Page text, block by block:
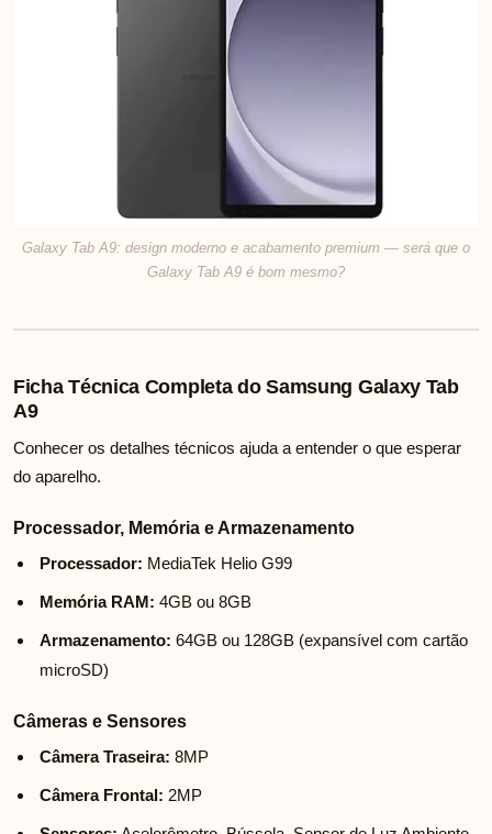
Galaxy Tab A9: design moderno e acabamento premium — será que o
Galaxy Tab A9 é bom mesmo?
Ficha Técnica Completa do Samsung Galaxy Tab
A9
Conhecer os detalhes técnicos ajuda a entender o que esperar
do aparelho.
Processador, Memória e Armazenamento
Processador: MediaTek Helio G99
Memória RAM: 4GB ou 8GB
Armazenamento: 64GB ou 128GB (expansível com cartão
microSD)
Câmeras e Sensores
Câmera Traseira: 8MP
Câmera Frontal: 2MP